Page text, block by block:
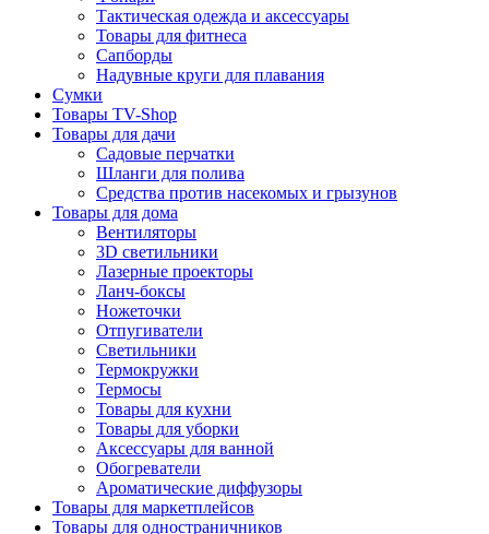
Тактическая одежда и аксессуары
Товары для фитнеса
Сапборды
Надувные круги для плавания
Сумки
Товары TV-Shop
Товары для дачи
Садовые перчатки
Шланги для полива
Средства против насекомых и грызунов
Товары для дома
Вентиляторы
3D светильники
Лазерные проекторы
Ланч-боксы
Ножеточки
Отпугиватели
Светильники
Термокружки
Термосы
Товары для кухни
Товары для уборки
Аксессуары для ванной
Обогреватели
Ароматические диффузоры
Товары для маркетплейсов
Товары для одностраничников